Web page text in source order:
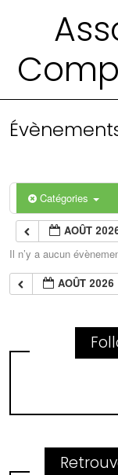
Catégories
AOÛT
Il n’y a aucun
AOÛT 2026